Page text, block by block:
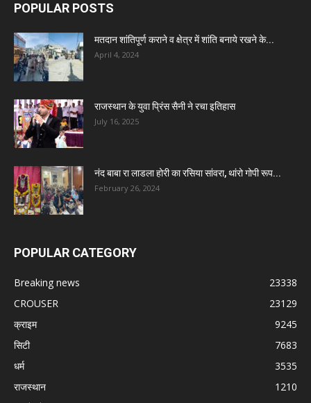
POPULAR POSTS
मतदान शांतिपूर्ण कराने व क्षेत्र में शांति बनाये रखने के...
April 4, 2024
राजस्थान के युवा प्रिंस सैनी ने रचा इतिहास
July 16, 2025
नंद बाबा रा लाडला होरी का रसिया सांवरा, थांरो गोपी रूप...
February 26, 2024
POPULAR CATEGORY
Breaking news
23338
CROUSER
23129
क्राइम
9245
सिटी
7683
धर्म
3535
राजस्थान
1210